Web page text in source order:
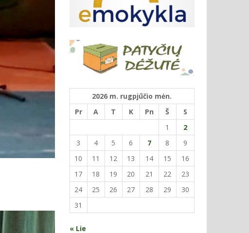
2026 m. rugpjūčio mėn.
Pr
A T K Pn Š
S
1
2
3
4 5 6 7 8
9
10
11 12 13 14 15
16
17
18 19 20 21 22
23
24
25 26 27 28 29
30
31
« Lie